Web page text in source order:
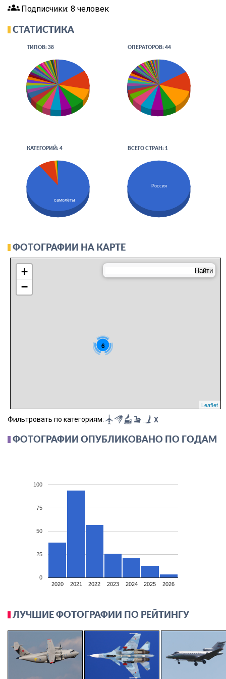
groups Подписчики: 8 человек
СТАТИСТИКА
ТИПОВ: 38 ОПЕРАТОРОВ: 44
КАТЕГОРИЙ: 4
самолёты
ВСЕГО СТРАН: 1
Россия
ФОТОГРАФИИ НА КАРТЕ
6
+
−
Leaflet
Фильтровать по категориям:
X
ФОТОГРАФИИ ОПУБЛИКОВАНО ПО ГОДАМ
2020 2021 2022 2023 2024 2025 2026
0
25
50
75
100
ЛУЧШИЕ ФОТОГРАФИИ ПО РЕЙТИНГУ